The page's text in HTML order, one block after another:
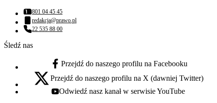
Numer telefonu:
801 04 45 45
Adres email:
redakcja@prawo.pl
Numer telefonu:
22 535 88 00
Śledź nas
facebook - otwiera się w nowej karcie
Przejdź do naszego profilu na Facebooku
x - otwiera się w nowej karcie
Przejdź do naszego profilu na X (dawniej Twitter)
youtube - otwiera się w nowej karcie
Odwiedź nasz kanał w serwisie YouTube